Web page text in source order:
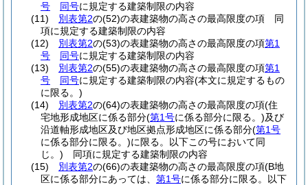
号
同号に規定する建築制限の内容
(11)
別表第2の(52)の表建築物の高さの最高限度の項 同
項に規定する建築制限の内容
(12)
別表第2の(53)の表建築物の高さの最高限度の項第1
号
同号に規定する建築制限の内容
(13)
別表第2の(55)の表建築物の高さの最高限度の項第1
号
同号に規定する建築制限の内容(本文に規定するもの
に限る。)
(14)
別表第2の(64)の表建築物の高さの最高限度の項(住
宅地形成地区に係る部分(第1号に係る部分に限る。)及び
沿道軸形成地区及び地区拠点形成地区に係る部分(第1号
に係る部分に限る。)に限る。以下この号において同
じ。) 同項に規定する建築制限の内容
(15)
別表第2の(66)の表建築物の高さの最高限度の項(B地
区に係る部分にあっては、 第1号に係る部分に限る。以下